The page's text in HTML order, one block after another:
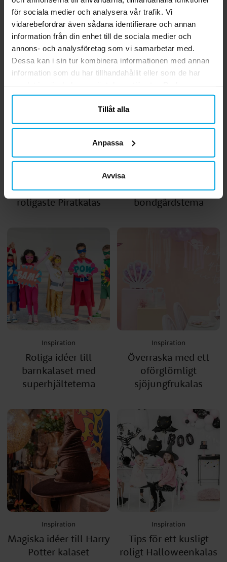
för sociala medier och analysera vår trafik. Vi
vidarebefordrar även sådana identifierare och annan
information från din enhet till de sociala medier och
annons- och analysföretag som vi samarbetar med.
Dessa kan i sin tur kombinera informationen med annan
information som du har tillhandahållit eller som de har
närsomhelst ändra ditt samtycke.
Tillåt alla
Anpassa
Avvisa
Så här skapar du ett
magiskt Unicorn Kalas
Vanliga frågor & svar
om Gender Reveal
Party
Så här fixar du tidernas
roligaste Piratkalas
Tips till kalaset med
bondgårdstema
Inspiration
Roliga idéer till
barnkalaset med
superhjältetema
Inspiration
Överraska med ett
oförglömligt
sjöjungfrukalas
Inspiration
Magiska idéer till Harry
Potter kalaset
Inspiration
Tips för ett kusligt
roligt Halloweenkalas